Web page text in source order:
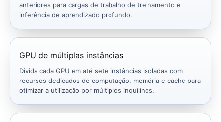
anteriores para cargas de trabalho de treinamento e
inferência de aprendizado profundo.
GPU de múltiplas instâncias
Divida cada GPU em até sete instâncias isoladas com
recursos dedicados de computação, memória e cache para
otimizar a utilização por múltiplos inquilinos.